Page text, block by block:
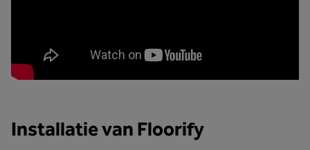
Installatie van Floorify